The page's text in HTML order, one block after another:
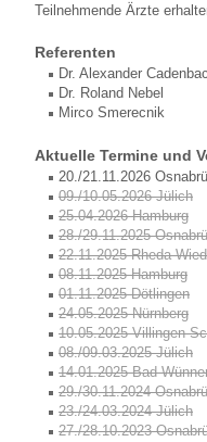
Teilnehmende Ärzte
Referenten
Dr. Alexander
Dr. Roland Nebel
Mirco Smerecnik
Aktuelle Termine und
20./21.11.2026
09./10.05.2026 Jülich
25.04.2026 Hamburg
28./29.11.2025
22.11.2025 Rheda
08.11.2025 Hamburg
01.11.2025 Dötlingen
24.05.2025 Nürnberg
10.05.2025 Villingen-
08./09.03.2025 Jülich
14.01.2025 Bad
29./30.11.2024
23./24.03.2024 Jülich
27./28.10.2023